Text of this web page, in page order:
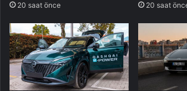
20 saat önce 20 saat